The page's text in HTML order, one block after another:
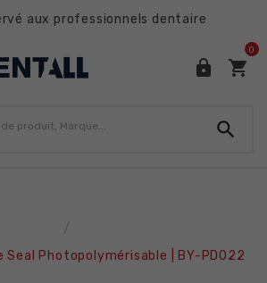
aux professionnels dentaire
 
0

Seal Photopolymérisable | BY-PD022